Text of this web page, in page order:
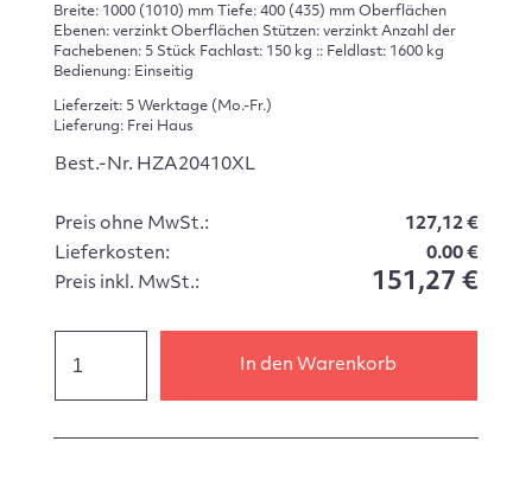
Breite: 1000 (1010) mm Tiefe: 400 (435) mm Oberflächen
Ebenen: verzinkt Oberflächen Stützen: verzinkt Anzahl der
Fachebenen: 5 Stück Fachlast: 150 kg :: Feldlast: 1600 kg
Bedienung: Einseitig
Lieferzeit: 5 Werktage (Mo.-Fr.)
Lieferung: Frei Haus
Best.-Nr. HZA20410XL
Preis ohne MwSt.:
127,12 €
Lieferkosten:
0.00 €
Preis inkl. MwSt.:
151,27 €
In den Warenkorb